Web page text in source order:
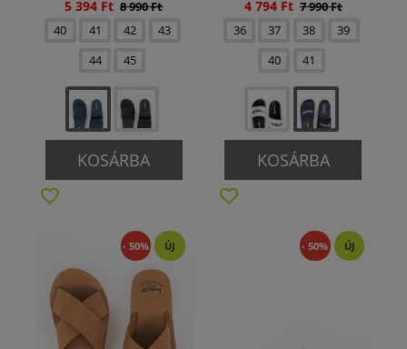
5 394 Ft 8 990 Ft
40
41 42
43
44
45
KOSÁRBA
4 794 Ft 7 990 Ft
36
37 38
39
40
41
KOSÁRBA
- 50% ÚJ - 50% ÚJ